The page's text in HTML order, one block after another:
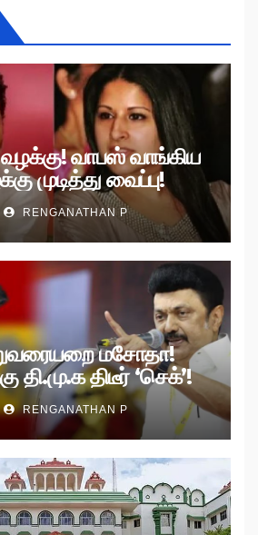
வழக்கு! வாபஸ் வாங்கிய
முடித்து வைப்பு!
RENGANATHAN P
மசோதா!
தி.மு.க திடீர் ‘செக்’!
RENGANATHAN P